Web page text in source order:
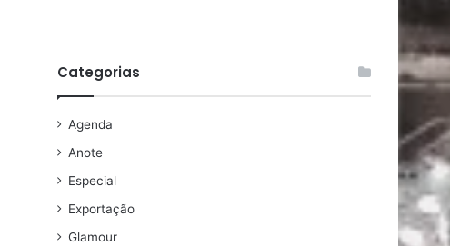
Categorias
Agenda
Anote
Especial
Exportação
Glamour